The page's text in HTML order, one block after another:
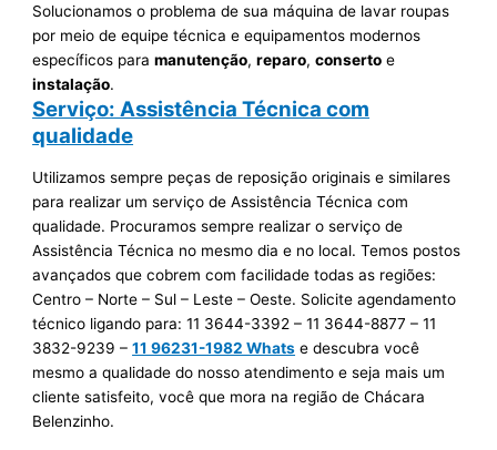
Solucionamos o problema de sua máquina de lavar roupas
por meio de equipe técnica e equipamentos modernos
específicos paramanutenção,reparo,conserto e
instalação.
Serviço: Assistência Técnica com
qualidade
Utilizamos sempre peças de reposição originais e similares
para realizar um serviço de Assistência Técnica com
qualidade. Procuramos sempre realizar o serviço de
Assistência Técnica no mesmo dia e no local. Temos postos
avançados que cobrem com facilidade todas as regiões:
Centro – Norte – Sul – Leste – Oeste. Solicite agendamento
técnico ligando para:11 3644-3392 – 11 3644-8877 – 11
3832-9239 –11 96231-1982 Whats e descubra você
mesmo a qualidade do nosso atendimento e seja mais um
cliente satisfeito, você que mora na região de Chácara
Belenzinho.